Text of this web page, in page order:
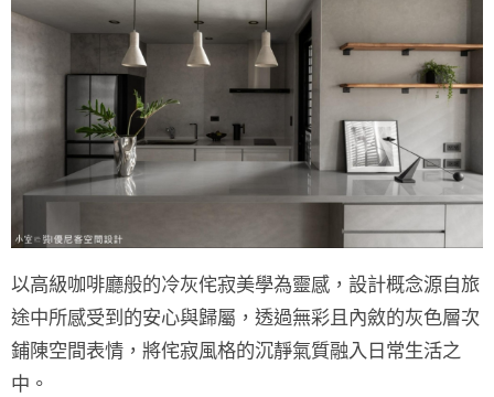
以高級咖啡廳般的冷灰侘寂美學為靈感，設計概念源自旅
途中所感受到的安心與歸屬，透過無彩且內斂的灰色層次
鋪陳空間表情，將侘寂風格的沉靜氣質融入日常生活之
中。